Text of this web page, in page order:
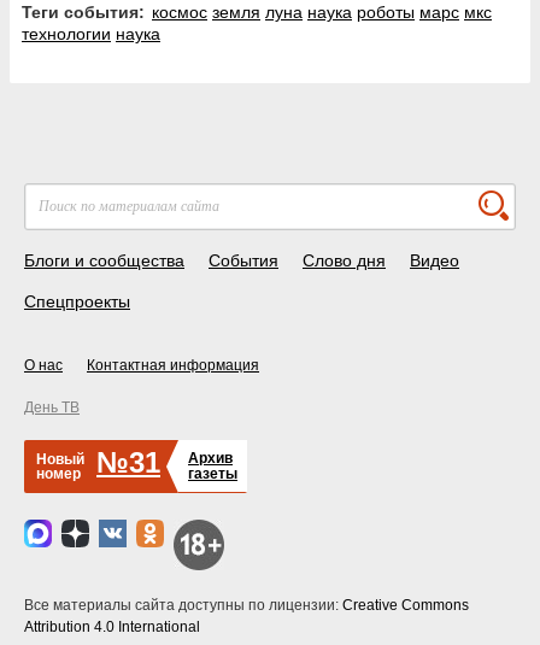
Теги события: космос земля луна наука роботы марс мкс
технологии наука
Блоги и сообщества События Слово дня Видео
Спецпроекты
О нас Контактная информация
День ТВ
Новый
номер
№31
Архив
газеты
Все материалы сайта доступны по лицензии: Creative Commons
Attribution 4.0 International